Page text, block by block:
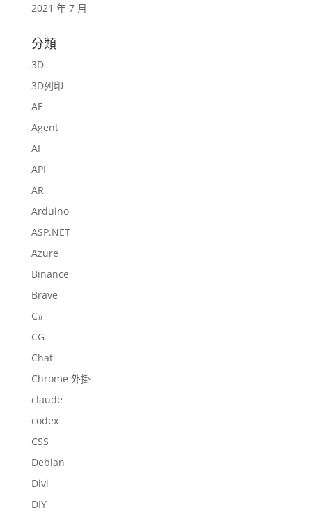
2021 年 7 月
分類
3D
3D列印
AE
Agent
AI
API
AR
Arduino
ASP.NET
Azure
Binance
Brave
C#
CG
Chat
Chrome 外掛
claude
codex
CSS
Debian
Divi
DIY